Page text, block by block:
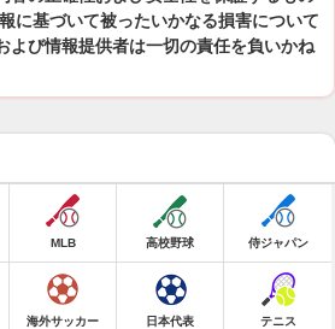
に基づいて被ったいかなる損害について
よび情報提供者は一切の責任を負いかね
MLB 高校野球 侍ジャパン
海外サッカー 日本代表 テニス